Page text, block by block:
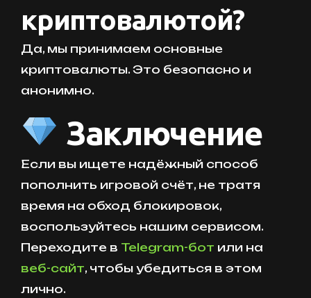
криптовалютой?
Да, мы принимаем основные
криптовалюты. Это безопасно и
анонимно.
Заключение
Если вы ищете надёжный способ
пополнить игровой счёт, не тратя
время на обход блокировок,
воспользуйтесь нашим сервисом.
Переходите в Telegram-бот или на
веб-сайт, чтобы убедиться в этом
лично.